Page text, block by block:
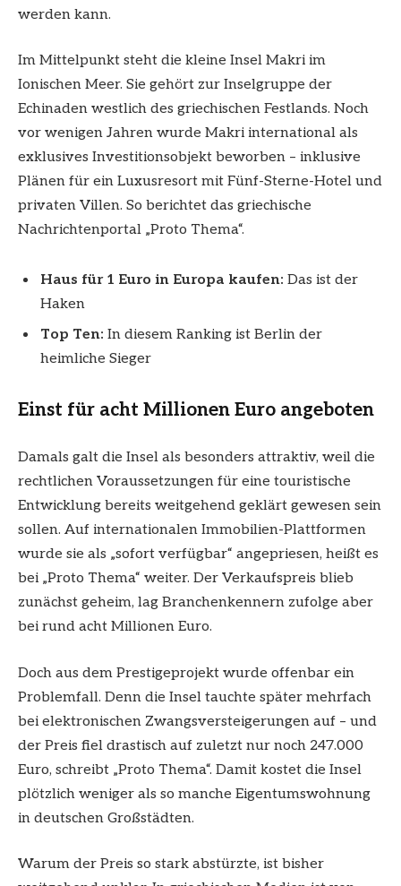
werden kann.
Im Mittelpunkt steht die kleine Insel Makri im
Ionischen Meer. Sie gehört zur Inselgruppe der
Echinaden westlich des griechischen Festlands. Noch
vor wenigen Jahren wurde Makri international als
exklusives Investitionsobjekt beworben – inklusive
Plänen für ein Luxusresort mit Fünf-Sterne-Hotel und
privaten Villen. So berichtet das griechische
Nachrichtenportal „Proto Thema“.
Haus für 1 Euro in Europa kaufen: Das ist der
Haken
Top Ten: In diesem Ranking ist Berlin der
heimliche Sieger
Einst für acht Millionen Euro angeboten
Damals galt die Insel als besonders attraktiv, weil die
rechtlichen Voraussetzungen für eine touristische
Entwicklung bereits weitgehend geklärt gewesen sein
sollen. Auf internationalen Immobilien-Plattformen
wurde sie als „sofort verfügbar“ angepriesen, heißt es
bei „Proto Thema“ weiter. Der Verkaufspreis blieb
zunächst geheim, lag Branchenkennern zufolge aber
bei rund acht Millionen Euro.
Doch aus dem Prestigeprojekt wurde offenbar ein
Problemfall. Denn die Insel tauchte später mehrfach
bei elektronischen Zwangsversteigerungen auf – und
der Preis fiel drastisch auf zuletzt nur noch 247.000
Euro, schreibt „Proto Thema“. Damit kostet die Insel
plötzlich weniger als so manche Eigentumswohnung
in deutschen Großstädten.
Warum der Preis so stark abstürzte, ist bisher